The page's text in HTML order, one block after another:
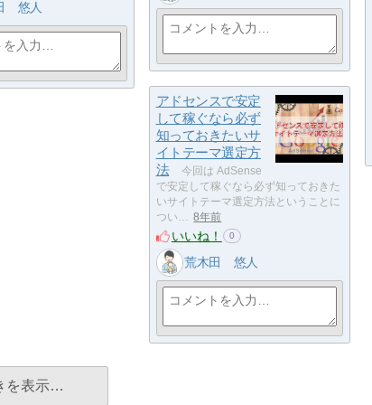
悠人
アドセンスで安定
して稼ぐなら必ず
知っておきたいサ
イトテーマ選定方
法
今回は AdSense
で安定して稼ぐなら必ず知っておきた
いサイトテーマ選定方法ということに
つい… 8年前
いいね！ 0
荒木田 悠人
を表示…